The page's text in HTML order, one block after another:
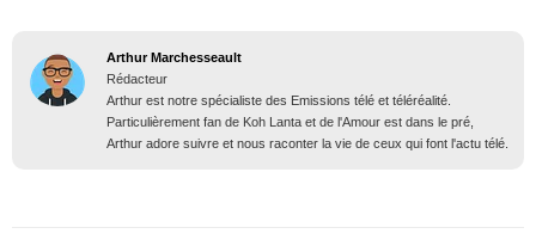
Arthur Marchesseault
Rédacteur
Arthur est notre spécialiste des Emissions télé et téléréalité.
Particulièrement fan de Koh Lanta et de l'Amour est dans le pré,
Arthur adore suivre et nous raconter la vie de ceux qui font l'actu télé.